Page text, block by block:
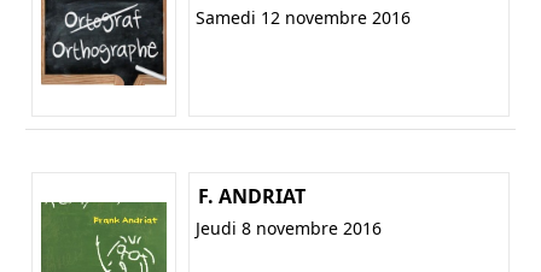
Samedi 12 novembre 2016
F. ANDRIAT
Jeudi 8 novembre 2016